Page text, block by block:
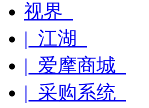
视界
| 江湖
| 爱摩商城
| 采购系统